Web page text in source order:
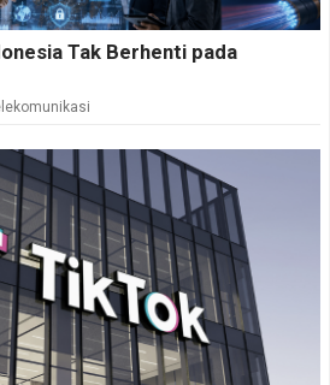
Tak Berhenti pada